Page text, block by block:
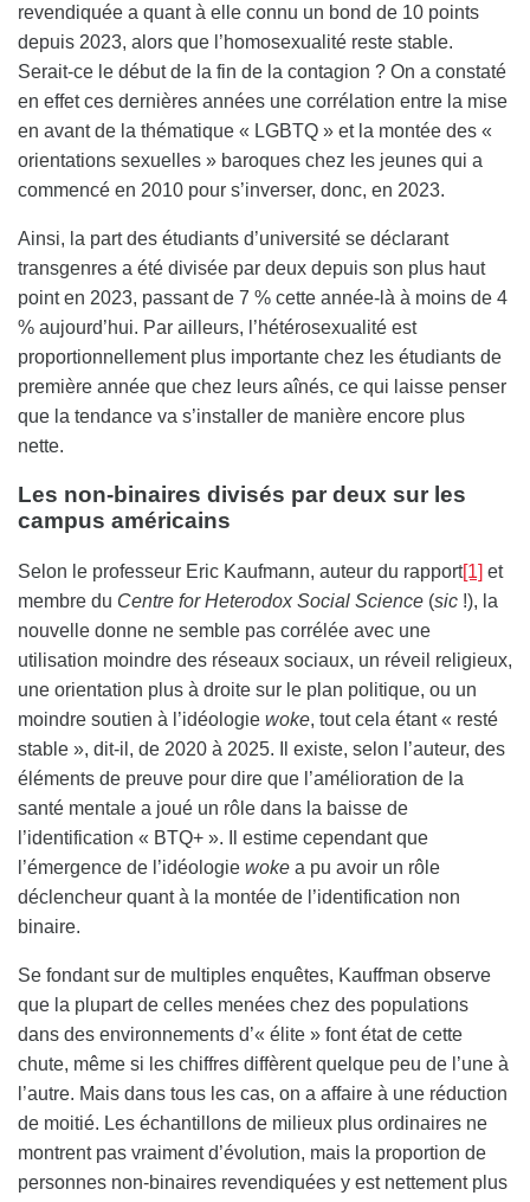
revendiquée a quant à elle connu un bond de 10 points
depuis 2023, alors que l’homosexualité reste stable.
Serait-ce le début de la fin de la contagion ? On a constaté
en effet ces dernières années une corrélation entre la mise
en avant de la thématique « LGBTQ » et la montée des «
orientations sexuelles » baroques chez les jeunes qui a
commencé en 2010 pour s’inverser, donc, en 2023.
Ainsi, la part des étudiants d’université se déclarant
transgenres a été divisée par deux depuis son plus haut
point en 2023, passant de 7 % cette année-là à moins de 4
% aujourd’hui. Par ailleurs, l’hétérosexualité est
proportionnellement plus importante chez les étudiants de
première année que chez leurs aînés, ce qui laisse penser
que la tendance va s’installer de manière encore plus
nette.
Les non-binaires divisés par deux sur les
campus américains
Selon le professeur Eric Kaufmann, auteur du rapport[1] et
membre du Centre for Heterodox Social Science (sic !), la
nouvelle donne ne semble pas corrélée avec une
utilisation moindre des réseaux sociaux, un réveil religieux,
une orientation plus à droite sur le plan politique, ou un
moindre soutien à l’idéologie woke, tout cela étant « resté
stable », dit-il, de 2020 à 2025. Il existe, selon l’auteur, des
éléments de preuve pour dire que l’amélioration de la
santé mentale a joué un rôle dans la baisse de
l’identification « BTQ+ ». Il estime cependant que
l’émergence de l’idéologie woke a pu avoir un rôle
déclencheur quant à la montée de l’identification non
binaire.
Se fondant sur de multiples enquêtes, Kauffman observe
que la plupart de celles menées chez des populations
dans des environnements d’« élite » font état de cette
chute, même si les chiffres diffèrent quelque peu de l’une à
l’autre. Mais dans tous les cas, on a affaire à une réduction
de moitié. Les échantillons de milieux plus ordinaires ne
montrent pas vraiment d’évolution, mais la proportion de
personnes non-binaires revendiquées y est nettement plus